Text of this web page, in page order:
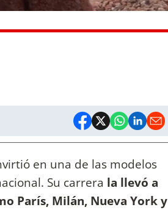
en una de las modelos
Su carrera la llevó a
París, Milán, Nueva York y